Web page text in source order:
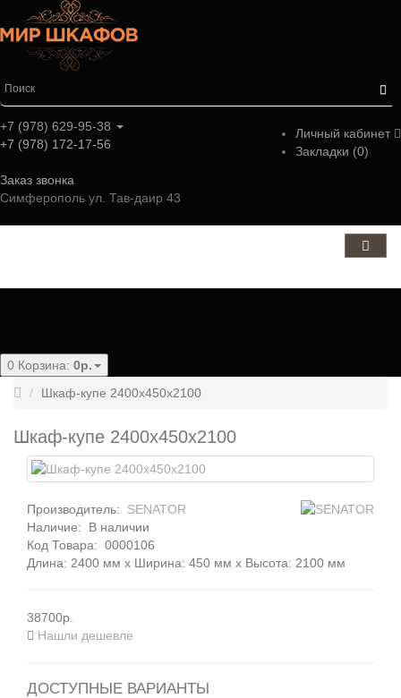
Личный кабинет
Закладки (0)
+7 (978) 629-95-38
+7 (978) 172-17-56
Заказ звонка
Симферополь ул. Тав-даир 43
0 Корзина: 0р.
Шкаф-купе 2400x450x2100
Шкаф-купе 2400x450x2100
Производитель:
SENATOR
Наличие: В наличии
Код Товара: 0000106
Длина: 2400 мм x Ширина: 450 мм x Высота: 2100 мм
38700р.
Нашли дешевле
ДОСТУПНЫЕ ВАРИАНТЫ